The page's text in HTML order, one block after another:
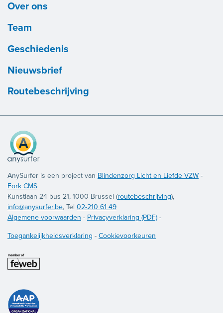
Over ons
Team
Geschiedenis
Nieuwsbrief
Routebeschrijving
AnySurfer is een project van Blindenzorg Licht en Liefde VZW -
Fork CMS
Kunstlaan 24 bus 21, 1000 Brussel (routebeschrijving),
info@anysurfer.be, Tel 02-210 61 49
Algemene voorwaarden - Privacyverklaring (PDF) -
Toegankelijkheidsverklaring - Cookievoorkeuren